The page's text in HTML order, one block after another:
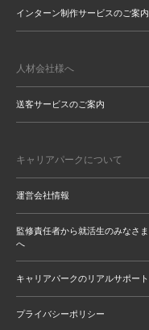
インターン制作サービスのご案内
人材会社様へ
送客サービスのご案内
キャリアパークについて
運営会社情報
監修責任者から就活生のみなさま
へ
キャリアパークのリアルサポート
プライバシーポリシー